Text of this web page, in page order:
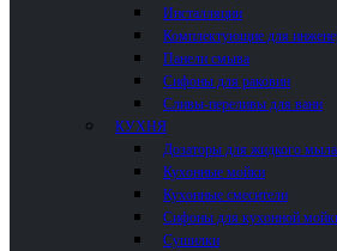
Инсталляции
Комплектующие для
Панели смыва
Сифоны для раковин
Сливы-переливы для ванн
КУХНЯ
Дозаторы для жидкого мыла
Кухонные мойки
Кухонные смесители
Сифоны для кухонной
Сушилки